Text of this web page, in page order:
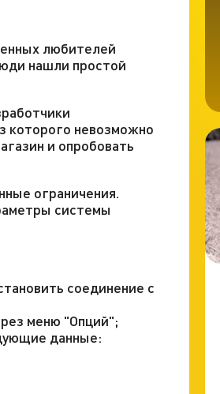
любителей
нашли простой
которого невозможно
и опробовать
ограничения.
системы
соединение с
меню "Опций";
данные: